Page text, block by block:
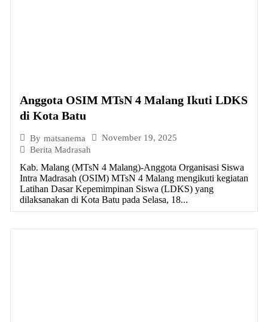
Anggota OSIM MTsN 4 Malang Ikuti LDKS
di Kota Batu
By matsanema
November 19, 2025
Berita Madrasah
Kab. Malang (MTsN 4 Malang)-Anggota Organisasi Siswa
Intra Madrasah (OSIM) MTsN 4 Malang mengikuti kegiatan
Latihan Dasar Kepemimpinan Siswa (LDKS) yang
dilaksanakan di Kota Batu pada Selasa, 18...